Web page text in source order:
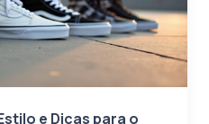
e Dicas para o